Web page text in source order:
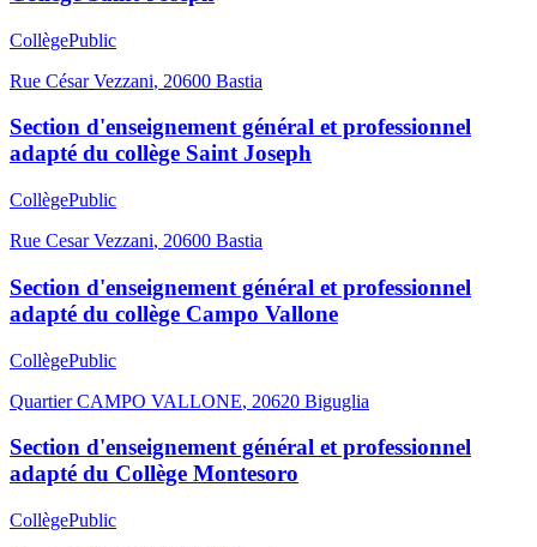
CollègePublic
Rue César Vezzani, 20600 Bastia
Section d'enseignement général et professionnel
adapté du collège Saint Joseph
CollègePublic
Rue Cesar Vezzani, 20600 Bastia
Section d'enseignement général et professionnel
adapté du collège Campo Vallone
CollègePublic
Quartier CAMPO VALLONE, 20620 Biguglia
Section d'enseignement général et professionnel
adapté du Collège Montesoro
CollègePublic